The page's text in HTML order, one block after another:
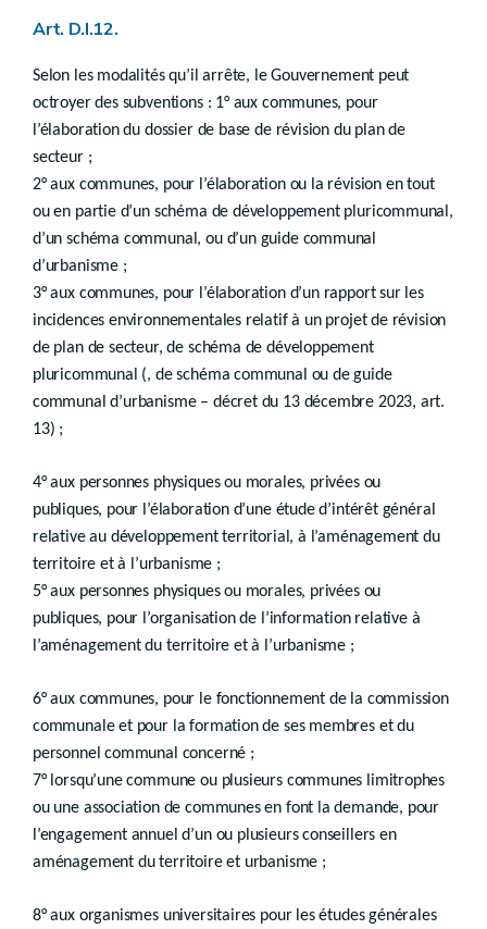
Expropriation à la demande d’un tiers
Art.D.VI.11
Art. D.VI.12
Art.D.VI.13
Art.
Chapitre VIII
Renonciation à l’expropriation
Art.
Chapitre IX
Droit transitoire
Art. D.VI.16
Titre II Droit de préemption
Section 1re Périmètres de préemption
Art.D.VI.17
Section 2 Objet de la préemption
D.VI.18
Section 3 Pouvoirs préempteurs
Art.D.VI.19
Section 4 Actes générateurs de la procédure de préemption
Durée
Art. D.VI.21
Chapitre II
Procédure d’adoption des périmètres
Art.
Art.D.VI.23
Art.D.VI.24
Chapitre III
Section 1re Déclaration d’intention d’aliéner
Art. D.I.12.
Selon les modalités qu’il arrête, le Gouvernement peut
octroyer des subventions : 1° aux communes, pour
l’élaboration du dossier de base de révision du plan de
secteur ;
2° aux communes, pour l’élaboration ou la révision en tout
ou en partie d’un schéma de développement pluricommunal,
d’un schéma communal, ou d’un guide communal
d’urbanisme ;
3° aux communes, pour l’élaboration d’un rapport sur les
incidences environnementales relatif à un projet de révision
de plan de secteur, de schéma de développement
pluricommunal (, de schéma communal ou de guide
communal d’urbanisme – décret du 13 décembre 2023, art.
13) ;
4° aux personnes physiques ou morales, privées ou
publiques, pour l’élaboration d’une étude d’intérêt général
relative au développement territorial, à l’aménagement du
territoire et à l’urbanisme ;
5° aux personnes physiques ou morales, privées ou
publiques, pour l’organisation de l’information relative à
l’aménagement du territoire et à l’urbanisme ;
6° aux communes, pour le fonctionnement de la commission
communale et pour la formation de ses membres et du
personnel communal concerné ;
7° lorsqu’une commune ou plusieurs communes limitrophes
ou une association de communes en font la demande, pour
l’engagement annuel d’un ou plusieurs conseillers en
aménagement du territoire et urbanisme ;
8° aux organismes universitaires pour les études générales